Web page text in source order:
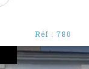
Réf : 780